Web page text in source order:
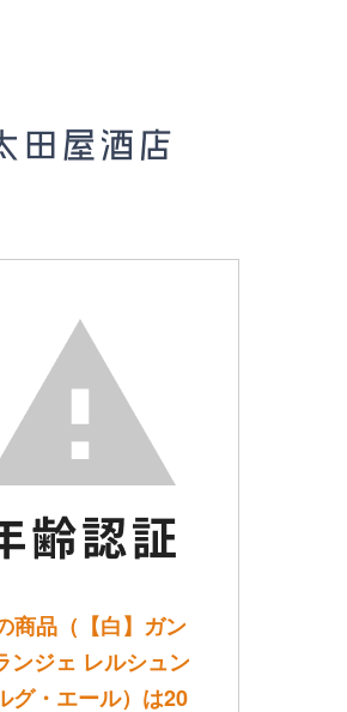
商品（【白】ガン
ンジェ レルシュン
グ・エール）は20